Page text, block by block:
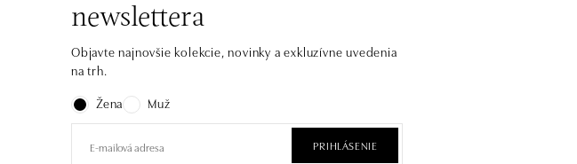
newslettera
Objavte najnovšie kolekcie, novinky a exkluzívne uvedenia
na trh.
Žena
Muž
PRIHLÁSENIE